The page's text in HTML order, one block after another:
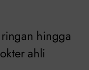
hingga
ahli